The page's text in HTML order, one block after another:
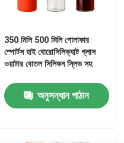
350 মিলি 500 মিলি গোলাকার
স্পোর্টস হাই বোরোসিলিক্যাট গ্লাস
ওয়াটার বোতল সিলিকন স্লিভ সহ
অনুসন্ধান পাঠান